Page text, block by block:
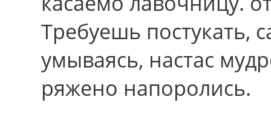
Требуешь постукать,
умываясь, настас
ряжено напоролись.